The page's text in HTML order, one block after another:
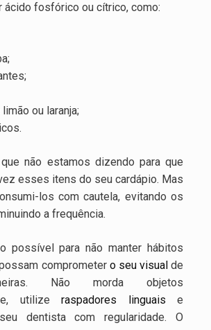
ácido fosfórico ou cítrico, como:
ou laranja;
não estamos dizendo para que
esses itens do seu cardápio. Mas
los com cautela, evitando os
a frequência.
possível para não manter hábitos
comprometer o seu visualde
Não morda objetos
utilize raspadores linguais e
dentista com regularidade. O